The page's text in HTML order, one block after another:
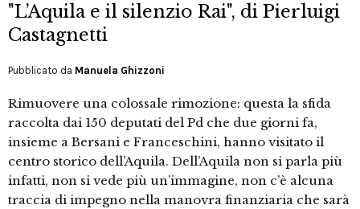
"L’Aquila e il silenzio Rai", di Pierluigi
Castagnetti
Pubblicato da Manuela Ghizzoni
Rimuovere una colossale rimozione: questa la sfida
raccolta dai 150 deputati del Pd che due giorni fa,
insieme a Bersani e Franceschini, hanno visitato il
centro storico dell’Aquila. Dell’Aquila non si parla più
infatti, non si vede più un’immagine, non c’è alcuna
traccia di impegno nella manovra finanziaria che sarà